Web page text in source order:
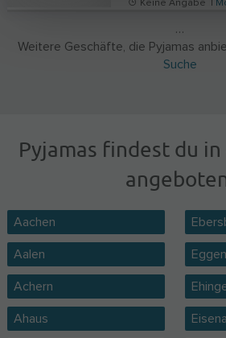
Keine Angabe |
…
Weitere Geschäfte, die Pyjamas
Suche
Pyjamas findest du
Aachen
Aalen
Achern
Ahaus